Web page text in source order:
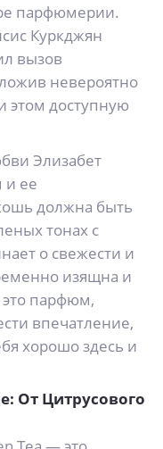
парфюмерии.
Куркджян
вызов
невероятно
этом доступную
Элизабет
ее
должна быть
тонах с
о свежести и
изящна и
парфюм,
впечатление,
хорошо здесь и
От Цитрусового